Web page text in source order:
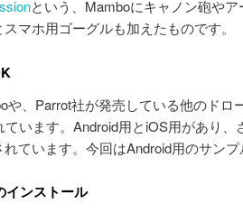
という、Mamboにキャノン砲や
マホ用ゴーグルも加えたものです。
や、Parrot社が発売している他のドロ
ています。Android用とiOS用があり
れています。今回はAndroid用のサン
ンストール